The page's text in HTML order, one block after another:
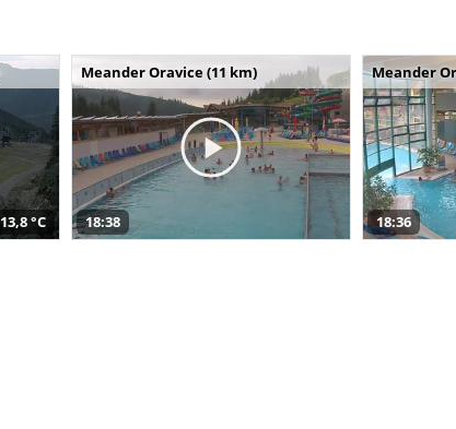
13,8 °C
Meander Oravice (11 km)
18:38
Meander
18:36